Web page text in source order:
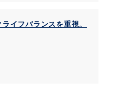
イフバランスを重視。